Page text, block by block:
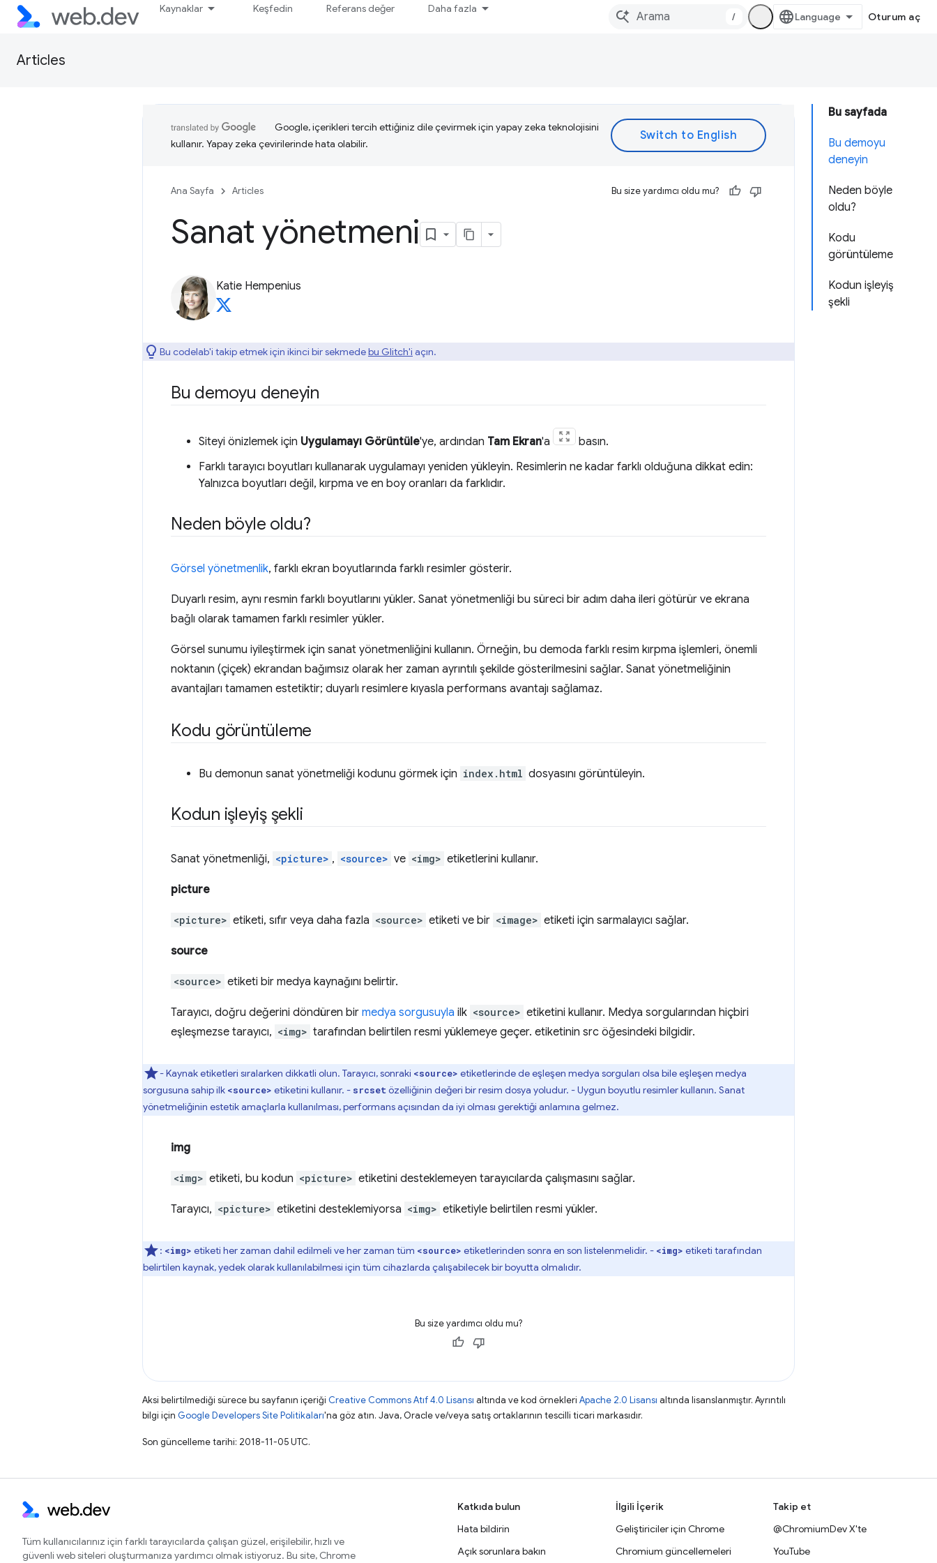
Kaynaklar Keşfedin Referans değer Daha fazla
/ Oturum aç
Articles
Bu sayfada
Bu demoyu
deneyin
Neden böyle
oldu?
Kodu
görüntüleme
Kodun işleyiş
şekli
Google, içerikleri tercih ettiğiniz dile çevirmek için yapay zeka teknolojisini
kullanır. Yapay zeka çevirilerinde hata olabilir.
Ana Sayfa Articles Bu size yardımcı oldu mu?
Sanat yönetmeni
Katie Hempenius
Bu codelab'i takip etmek için ikinci bir sekmedebu Glitch'i açın.
Bu demoyu deneyin
Siteyi önizlemek için Uygulamayı Görüntüle'ye, ardından Tam Ekran'a
basın.
Farklı tarayıcı boyutları kullanarak uygulamayı yeniden yükleyin. Resimlerin ne kadar farklı olduğuna dikkat edin:
Yalnızca boyutları değil, kırpma ve en boy oranları da farklıdır.
Neden böyle oldu?
Görsel yönetmenlik, farklı ekran boyutlarında farklı resimler gösterir.
Duyarlı resim, aynı resmin farklı boyutlarını yükler. Sanat yönetmenliği bu süreci bir adım daha ileri götürür ve ekrana
bağlı olarak tamamen farklı resimler yükler.
Görsel sunumu iyileştirmek için sanat yönetmenliğini kullanın. Örneğin, bu demoda farklı resim kırpma işlemleri, önemli
noktanın (çiçek) ekrandan bağımsız olarak her zaman ayrıntılı şekilde gösterilmesini sağlar. Sanat yönetmeliğinin
avantajları tamamen estetiktir; duyarlı resimlere kıyasla performans avantajı sağlamaz.
Kodu görüntüleme
Bu demonun sanat yönetmeliği kodunu görmek için index.html dosyasını görüntüleyin.
Kodun işleyiş şekli
Sanat yönetmenliği, <picture> , <source> ve <img> etiketlerini kullanır.
picture
<picture> etiketi, sıfır veya daha fazla <source> etiketi ve bir <image> etiketi için sarmalayıcı sağlar.
source
<source> etiketi bir medya kaynağını belirtir.
Tarayıcı, doğru değerini döndüren bir medya sorgusuyla ilk <source> etiketini kullanır. Medya sorgularından hiçbiri
eşleşmezse tarayıcı, <img> tarafından belirtilen resmi yüklemeye geçer. etiketinin src öğesindeki bilgidir.
- Kaynak etiketleri sıralarken dikkatli olun. Tarayıcı, sonraki <source> etiketlerinde de eşleşen medya sorguları olsa bile eşleşen medya
sorgusuna sahip ilk <source> etiketini kullanır. - srcset özelliğinin değeri bir resim dosya yoludur. - Uygun boyutlu resimler kullanın. Sanat
yönetmeliğinin estetik amaçlarla kullanılması, performans açısından da iyi olması gerektiği anlamına gelmez.
img
<img> etiketi, bu kodun <picture> etiketini desteklemeyen tarayıcılarda çalışmasını sağlar.
Tarayıcı, <picture> etiketini desteklemiyorsa <img> etiketiyle belirtilen resmi yükler.
: <img> etiketi her zaman dahil edilmeli ve her zaman tüm <source> etiketlerinden sonra en son listelenmelidir. - <img> etiketi tarafından
belirtilen kaynak, yedek olarak kullanılabilmesi için tüm cihazlarda çalışabilecek bir boyutta olmalıdır.
Bu size yardımcı oldu mu?
Aksi belirtilmediği sürece bu sayfanın içeriği Creative Commons Atıf 4.0 Lisansı altında ve kod örnekleri Apache 2.0 Lisansı altında lisanslanmıştır. Ayrıntılı
bilgi için Google Developers Site Politikaları'na göz atın. Java, Oracle ve/veya satış ortaklarının tescilli ticari markasıdır.
Son güncelleme tarihi: 2018-11-05 UTC.
Tüm kullanıcılarınız için farklı tarayıcılarda çalışan güzel, erişilebilir, hızlı ve
güvenli web siteleri oluşturmanıza yardımcı olmak istiyoruz. Bu site, Chrome
Katkıda bulun
Hata bildirin
Açık sorunlara bakın
İlgili İçerik
Geliştiriciler için Chrome
Chromium güncellemeleri
Takip et
@ChromiumDev X'te
YouTube